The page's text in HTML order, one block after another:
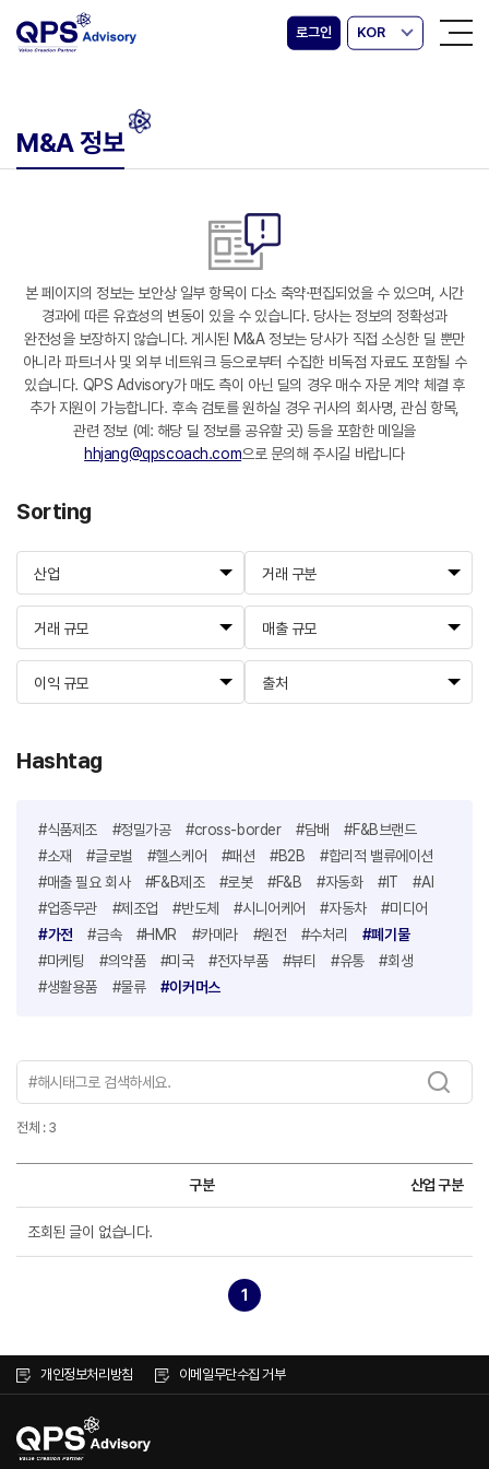
로그인 KOR
M&A 정보
본 페이지의 정보는 보안상 일부 항목이 다소 축약·편집되었을 수 있으며, 시간
경과에 따른 유효성의 변동이 있을 수 있습니다. 당사는 정보의 정확성과
완전성을 보장하지 않습니다. 게시된 M&A 정보는 당사가 직접 소싱한 딜 뿐만
아니라 파트너사 및 외부 네트워크 등으로부터 수집한 비독점 자료도 포함될 수
있습니다. QPS Advisory가 매도 측이 아닌 딜의 경우 매수 자문 계약 체결 후
추가 지원이 가능합니다. 후속 검토를 원하실 경우 귀사의 회사명, 관심 항목,
관련 정보 (예: 해당 딜 정보를 공유할 곳) 등을 포함한 메일을
hhjang@qpscoach.com으로 문의해 주시길 바랍니다
Sorting
산업 거래 구분
거래 규모 매출 규모
이익 규모 출처
Hashtag
#식품제조 #정밀가공 #cross-border #담배
#F&B브랜드
#소재
#글로벌 #헬스케어 #패션 #B2B
#합리적 밸류에이션
#매출 필요 회사
#F&B제조 #로봇 #F&B #자동화 #IT
#AI
#업종무관
#제조업 #반도체 #시니어케어 #자동차
#미디어
#가전
#금속 #HMR #카메라 #원전 #수처리
#폐기물
#마케팅
#의약품 #미국 #전자부품 #뷰티 #유통
#회생
#생활용품
#물류 #이커머스
전체 : 3
구분 산업 구분
조회된 글이 없습니다.
1
개인정보처리방침 이메일무단수집 거부